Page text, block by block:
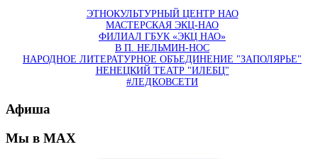
ЭТНОКУЛЬТУРНЫЙ ЦЕНТР НАО
МАСТЕРСКАЯ ЭКЦ-НАО
ФИЛИАЛ ГБУК «ЭКЦ НАО»
В П. НЕЛЬМИН-НОС
НАРОДНОЕ ЛИТЕРАТУРНОЕ ОБЪЕДИНЕНИЕ "ЗАПОЛЯРЬЕ"
НЕНЕЦКИЙ ТЕАТР "ИЛЕБЦ"
#ЛЕДКОВСЕТИ
Афиша
Мы в MAX